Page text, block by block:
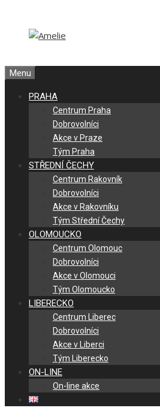
obsah
obsah
Menu
PRAHA
Centrum Praha
Dobrovolníci
Akce v Praze
Tým Praha
STŘEDNÍ ČECHY
Centrum Rakovník
Dobrovolníci
Akce v Rakovníku
Tým Střední Čechy
OLOMOUCKO
Centrum Olomouc
Dobrovolníci
Akce v Olomouci
Tým Olomoucko
LIBERECKO
Centrum Liberec
Dobrovolníci
Akce v Liberci
Tým Liberecko
ON-LINE
On-line akce